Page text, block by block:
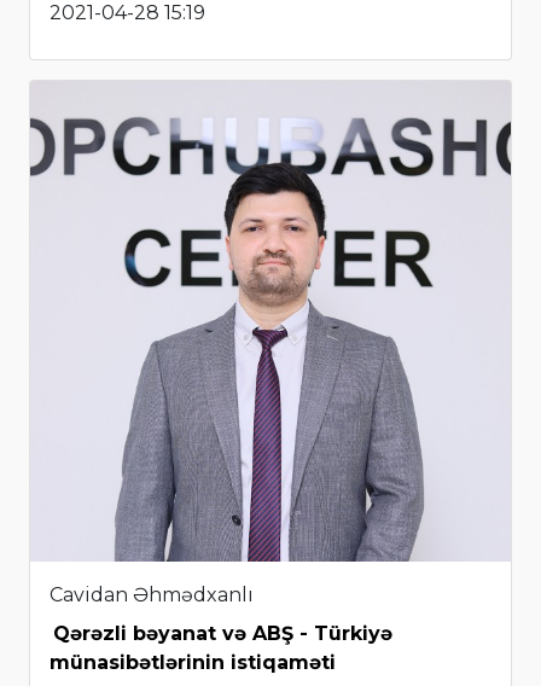
2021-04-28 15:19
Cavidan Əhmədxanlı
Qərəzli bəyanat və ABŞ - Türkiyə
münasibətlərinin istiqaməti